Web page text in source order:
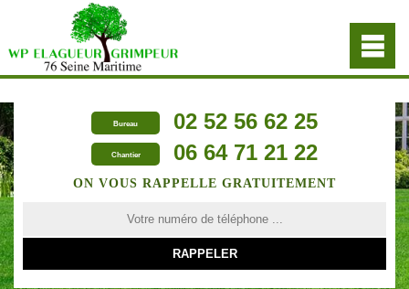
Bureau 02 52 56 62 25
Chantier 06 64 71 21 22
ON VOUS RAPPELLE GRATUITEMENT